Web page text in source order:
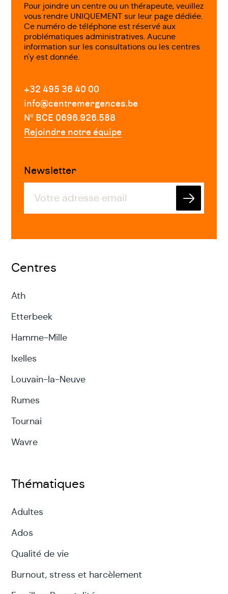
Pour joindre un centre ou un thérapeute, veuillez
vous rendre UNIQUEMENT sur leur page dédiée.
Ce numéro de téléphone est réservé aux
problématiques administratives. Aucune
information sur les consultations ou les centres
n'y est donnée.
+32 495 36 40 00
info@centremergences.be
Nº BCE 0696.926.588
Rejoindre notre équipe
Newsletter
Centres
Ath
Etterbeek
Hamme-Mille
Ixelles
Louvain-la-Neuve
Rumes
Tournai
Wavre
Thématiques
Adultes
Ados
Qualité de vie
Burnout, stress et harcèlement